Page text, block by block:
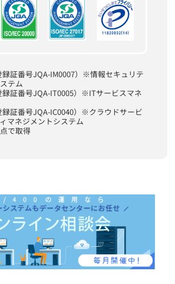
録証番号JQA-IM0007）※情報セキュリテ
テム
録証番号JQA-IT0005）※ITサービスマネ
録証番号JQA-IC0040）※クラウドサービ
マネジメントシステム
で取得